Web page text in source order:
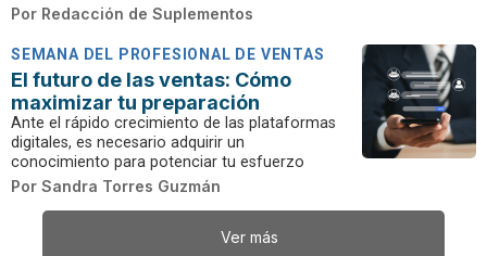
Por Redacción de Suplementos
SEMANA DEL PROFESIONAL DE VENTAS
El futuro de las ventas: Cómo
maximizar tu preparación
Ante el rápido crecimiento de las plataformas
digitales, es necesario adquirir un
conocimiento para potenciar tu esfuerzo
Por Sandra Torres Guzmán
Ver más